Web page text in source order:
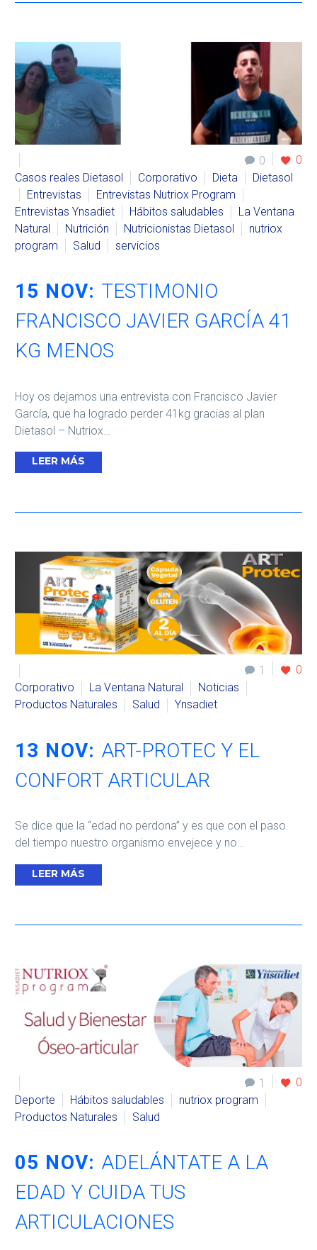
0
0
Casos reales Dietasol
Corporativo Dieta
Dietasol
Entrevistas
Entrevistas Nutriox Program
Entrevistas Ynsadiet
Hábitos saludables
La Ventana
Natural
Nutrición Nutricionistas Dietasol
nutriox
program
Salud servicios
15 NOV: TESTIMONIO
FRANCISCO JAVIER GARCÍA 41
KG MENOS
Hoy os dejamos una entrevista con Francisco Javier
García, que ha logrado perder 41kg gracias al plan
Dietasol – Nutriox…
LEER MÁS
1
0
Corporativo
La Ventana Natural
Noticias
Productos Naturales
Salud Ynsadiet
13 NOV: ART-PROTEC Y EL
CONFORT ARTICULAR
Se dice que la “edad no perdona” y es que con el paso
del tiempo nuestro organismo envejece y no…
LEER MÁS
1
0
Deporte
Hábitos saludables
nutriox program
Productos Naturales
Salud
05 NOV: ADELÁNTATE A LA
EDAD Y CUIDA TUS
ARTICULACIONES